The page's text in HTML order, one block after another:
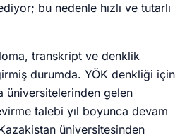
bu nedenle hızlı ve tutarlı
transkript ve denklik
durumda. YÖK denkliği için
üniversitelerinden gelen
talebi yıl boyunca devam
üniversitesinden